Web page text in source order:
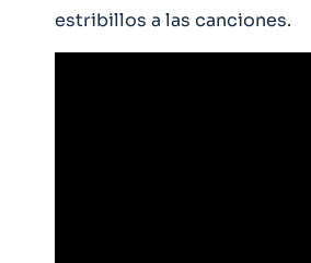
estribillos a las canciones.